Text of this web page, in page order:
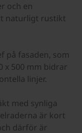
och en
naturligt rustikt
på fasaden, som
x 500 mm bidrar
linjer.
med synliga
är kort
därför är